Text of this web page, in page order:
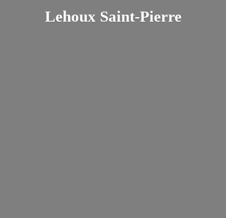
Lehoux Saint-Pierre